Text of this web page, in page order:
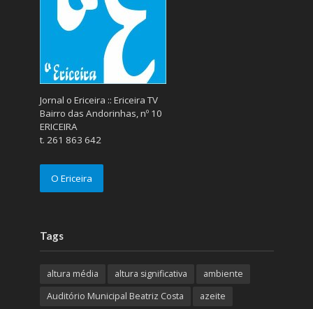
Jornal o Ericeira :: Ericeira TV
Bairro das Andorinhas, nº 10
ERICEIRA
t. 261 863 642
O Ericeira
Tags
altura média altura significativa
ambiente
Auditório Municipal Beatriz Costa
azeite